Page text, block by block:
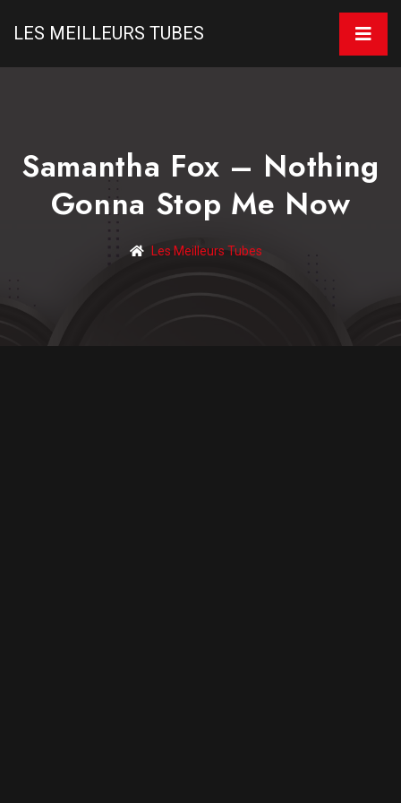
LES MEILLEURS TUBES
Samantha Fox – Nothing
Gonna Stop Me Now
Les Meilleurs Tubes